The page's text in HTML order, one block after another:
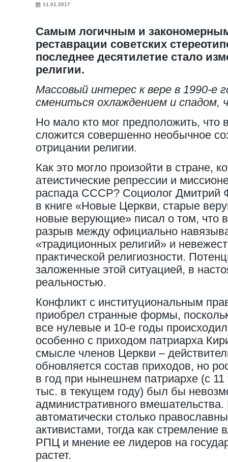
11.01.2017
Самым логичным и
реставрации советских
последнее десятилетие стало
религии.
Массовый интерес к вере в 1990-е
смениться охлаждением и спадом,
Но мало кто мог предположить, что
сложится совершенно необычное
отрицании религии.
Как это могло произойти в стране,
атеистические репрессии и
распада СССР? Социолог Дмитрий
в книге «Новые Церкви, старые
новые верующие» писал о том, что
разрыв между официально
«традиционных религий» и
практической религиозности.
заложенные этой ситуацией, в
реальностью.
Конфликт с институциональным
приобрел странные формы,
все нулевые и 10-е годы
особенно с приходом патриарха
смысле членов Церкви –
обновляется состав приходов, но
в год при нынешнем патриархе (с
тыс. в текущем году) был бы
административного
автоматически столько
активистами, тогда как стремление
РПЦ и мнение ее лидеров на
растет.